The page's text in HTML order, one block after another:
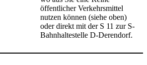
öffentlicher Verkehrsmittel
nutzen können (siehe oben)
oder direkt mit der S 11 zur S-
Bahnhaltestelle D-Derendorf.